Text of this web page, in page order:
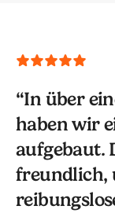
“In über
haben wir
aufgebaut.
freundlich,